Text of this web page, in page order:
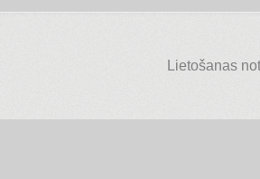
Lietošanas